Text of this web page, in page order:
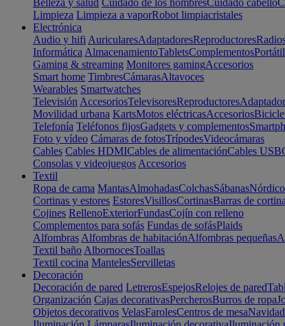
Belleza y salud Cuidado de los hombresCuidado cabello
Limpieza Limpieza a vaporRobot limpiacristales
Electrónica
Audio y hifi AuricularesAdaptadoresReproductores
Informática AlmacenamientoTabletsComplementos
Gaming & streaming Monitores gamingAccesorios
Smart home TimbresCámarasAltavoces
Wearables Smartwatches
Televisión AccesoriosTelevisoresReproductores
Movilidad urbana KartsMotos eléctricasAccesorios
Telefonía Teléfonos fijosGadgets y complementos
Foto y vídeo Cámaras de fotosTrípodesVideocámaras
Cables Cables HDMICables de alimentaciónCables USB
Consolas y videojuegos Accesorios
Textil
Ropa de cama MantasAlmohadasColchasSábanas
Cortinas y estores EstoresVisillosCortinasBarras de cortina
Cojines RellenoExteriorFundasCojín con relleno
Complementos para sofás Fundas de sofásPlaids
Alfombras Alfombras de habitaciónAlfombras pequeñas
Textil baño AlbornocesToallas
Textil cocina MantelesServilletas
Decoración
Decoración de pared LetrerosEspejosRelojes de pared
Organización Cajas decorativasPercherosBurros de ropa
Objetos decorativos VelasFarolesCentros de mesaNavidad